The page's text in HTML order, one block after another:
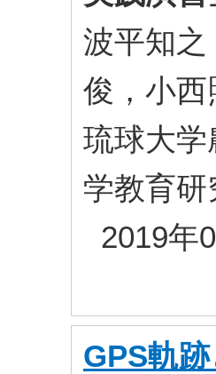
波平知
俊，小
琉球大
学教育
2019年
GPS軌